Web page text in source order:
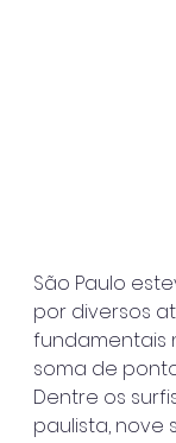
São Paulo
por diversos
fundamentais
soma de
Dentre os
paulista, nove